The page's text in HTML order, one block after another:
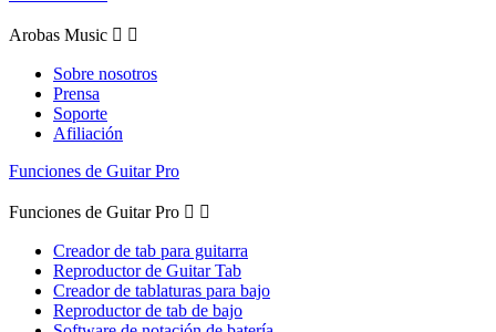
Arobas Music  
Sobre nosotros
Prensa
Soporte
Afiliación
Funciones de Guitar Pro
Funciones de Guitar Pro  
Creador de tab para guitarra
Reproductor de Guitar Tab
Creador de tablaturas para bajo
Reproductor de tab de bajo